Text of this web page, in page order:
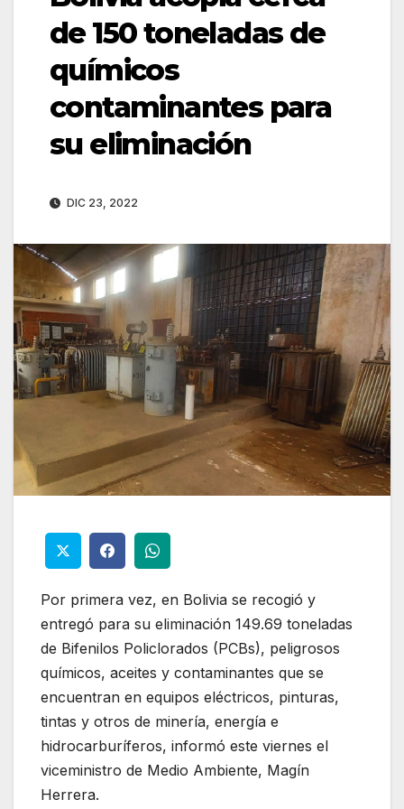
de 150 toneladas de
químicos
contaminantes para
su eliminación
DIC 23, 2022
Por primera vez, en Bolivia se recogió y
entregó para su eliminación 149.69 toneladas
de Bifenilos Policlorados (PCBs), peligrosos
químicos, aceites y contaminantes que se
encuentran en equipos eléctricos, pinturas,
tintas y otros de minería, energía e
hidrocarburíferos, informó este viernes el
viceministro de Medio Ambiente, Magín
Herrera.